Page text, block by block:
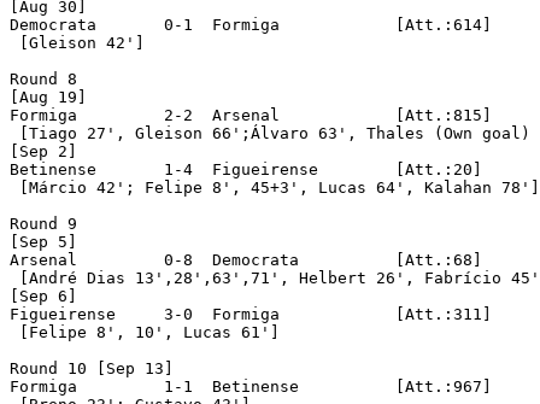
[Aug 30]
Democrata	0-1  Formiga		[Att.:614]
[Gleison 42']
Round 8
[Aug 19]
Formiga		2-2  Arsenal		[Att.:815]
[Tiago 27', Gleison 66';Álvaro 63', Thales (Own goal)
[Sep 2]
Betinense	1-4  Figueirense	[Att.:20]
[Márcio 42'; Felipe 8', 45+3', Lucas 64', Kalahan 78']
Round 9
[Sep 5]
Arsenal		0-8  Democrata		[Att.:68]
[André Dias 13',28',63',71', Helbert 26', Fabrício
[Sep 6]
Figueirense	3-0  Formiga		[Att.:311]
[Felipe 8', 10', Lucas 61']
Round 10 [Sep 13]
Formiga		1-1  Betinense		[Att.:967]